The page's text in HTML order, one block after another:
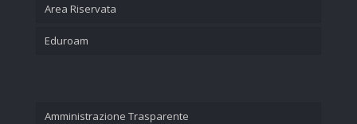
Area Riservata
Eduroam
Amministrazione Trasparente